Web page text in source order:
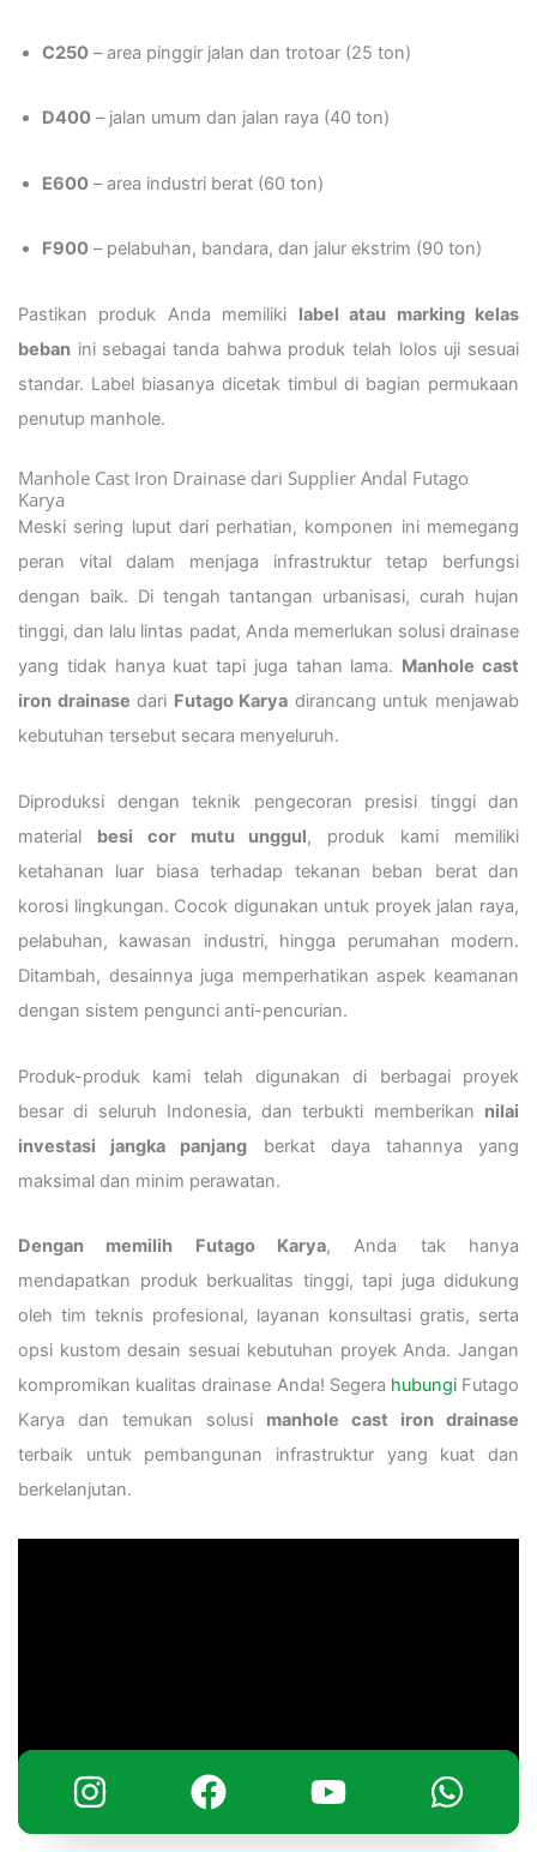
C250 – area pinggir jalan dan trotoar (25 ton)
D400 – jalan umum dan jalan raya (40 ton)
E600 – area industri berat (60 ton)
F900 – pelabuhan, bandara, dan jalur ekstrim (90 ton)
Pastikan produk Anda memiliki label atau marking kelas
beban ini sebagai tanda bahwa produk telah lolos uji sesuai
standar. Label biasanya dicetak timbul di bagian permukaan
penutup manhole.
Manhole Cast Iron Drainase dari Supplier Andal Futago
Karya
Meski sering luput dari perhatian, komponen ini memegang
peran vital dalam menjaga infrastruktur tetap berfungsi
dengan baik. Di tengah tantangan urbanisasi, curah hujan
tinggi, dan lalu lintas padat, Anda memerlukan solusi drainase
yang tidak hanya kuat tapi juga tahan lama. Manhole cast
iron drainase dari Futago Karya dirancang untuk menjawab
kebutuhan tersebut secara menyeluruh.
Diproduksi dengan teknik pengecoran presisi tinggi dan
material besi cor mutu unggul, produk kami memiliki
ketahanan luar biasa terhadap tekanan beban berat dan
korosi lingkungan. Cocok digunakan untuk proyek jalan raya,
pelabuhan, kawasan industri, hingga perumahan modern.
Ditambah, desainnya juga memperhatikan aspek keamanan
dengan sistem pengunci anti-pencurian.
Produk-produk kami telah digunakan di berbagai proyek
besar di seluruh Indonesia, dan terbukti memberikan nilai
investasi jangka panjang berkat daya tahannya yang
maksimal dan minim perawatan.
Dengan memilih Futago Karya, Anda tak hanya
mendapatkan produk berkualitas tinggi, tapi juga didukung
oleh tim teknis profesional, layanan konsultasi gratis, serta
opsi kustom desain sesuai kebutuhan proyek Anda. Jangan
kompromikan kualitas drainase Anda! Segera hubungiFutago
Karya dan temukan solusi manhole cast iron drainase
terbaik untuk pembangunan infrastruktur yang kuat dan
berkelanjutan.